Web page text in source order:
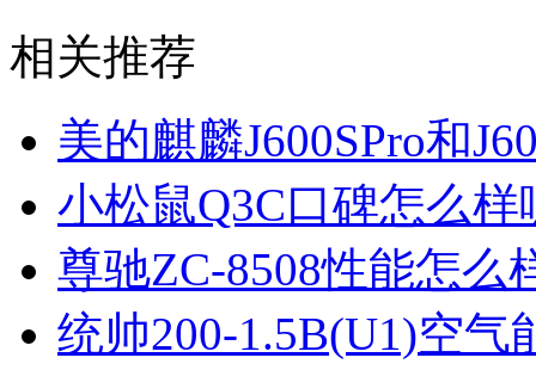
相关推荐
美的麒麟J600SPro和
小松鼠Q3C口碑怎么
尊驰ZC-8508性能怎么
统帅200-1.5B(U1)空